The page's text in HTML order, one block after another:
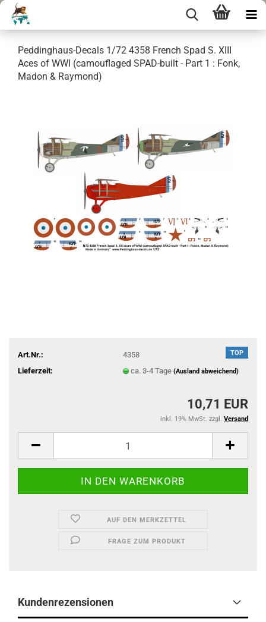
Peddinghaus-Decals 1/72 4358 French Spad S. XIII
Aces of WWI (camouflaged SPAD-built - Part 1 : Fonk,
Madon & Raymond)
TOP
Art.Nr.:
4358
Lieferzeit:
ca. 3-4 Tage (Ausland abweichend)
10,71 EUR
inkl. 19% MwSt. zzgl. Versand
AUF DEN MERKZETTEL
FRAGE ZUM PRODUKT
Kundenrezensionen